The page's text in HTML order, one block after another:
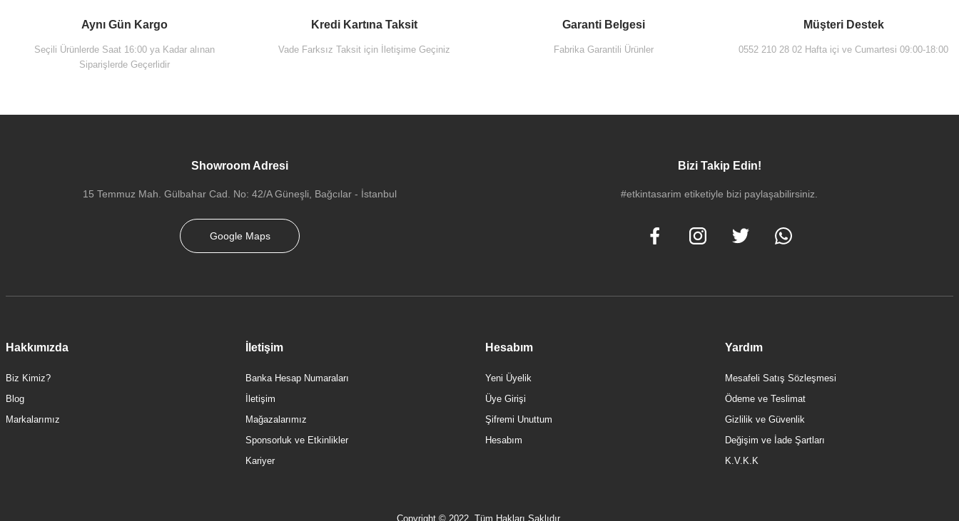
2.400,00 TL
Aynı Gün Kargo
Seçili Ürünlerde Saat 16:00 ya Kadar alınan
Siparişlerde Geçerlidir
Kredi Kartına Taksit
Vade Farksız Taksit için İletişime Geçiniz
Garanti Belgesi
Fabrika Garantili Ürünler
Müşteri Destek
0552 210 28 02 Hafta içi ve Cumartesi 09:00-18:00
Showroom Adresi
15 Temmuz Mah. Gülbahar Cad. No: 42/A Güneşli, Bağcılar - İstanbul
Google Maps
Bizi Takip Edin!
#etkintasarim etiketiyle bizi paylaşabilirsiniz.
Hakkımızda
Biz Kimiz?
Blog
Markalarımız
İletişim
Banka Hesap Numaraları
İletişim
Mağazalarımız
Sponsorluk ve Etkinlikler
Kariyer
Hesabım
Yeni Üyelik
Üye Girişi
Şifremi Unuttum
Hesabım
Yardım
Mesafeli Satış Sözleşmesi
Ödeme ve Teslimat
Gizlilik ve Güvenlik
Değişim ve İade Şartları
K.V.K.K
Copyright © 2022, Tüm Hakları Saklıdır.